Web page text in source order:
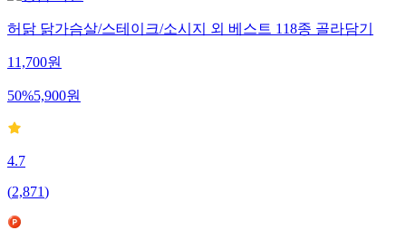
허닭 닭가슴살/스테이크/소시지 외 베스트 118종 골라담기
11,700원
50%5,900원
4.7
(2,871)